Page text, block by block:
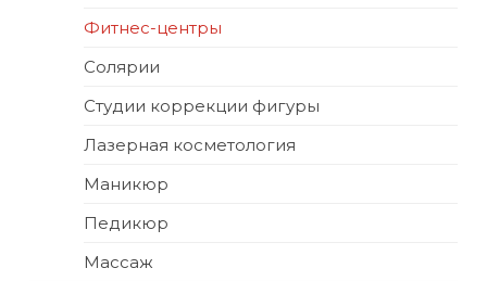
Фитнес-центры
Солярии
Студии коррекции фигуры
Лазерная косметология
Маникюр
Педикюр
Массаж